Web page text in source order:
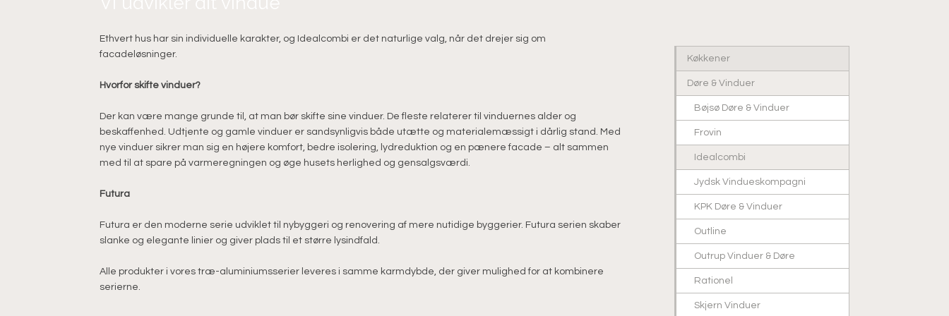
Ethvert hus har sin individuelle karakter, og Idealcombi er det naturlige valg, når det drejer sig om
facadeløsninger.
Hvorfor skifte vinduer?
Der kan være mange grunde til, at man bør skifte sine vinduer. De fleste relaterer til vinduernes alder og
beskaffenhed. Udtjente og gamle vinduer er sandsynligvis både utætte og materialemæssigt i dårlig stand. Med
nye vinduer sikrer man sig en højere komfort, bedre isolering, lydreduktion og en pænere facade – alt sammen
med til at spare på varmeregningen og øge husets herlighed og gensalgsværdi.
Futura
Futura er den moderne serie udviklet til nybyggeri og renovering af mere nutidige byggerier. Futura serien skaber
slanke og elegante linier og giver plads til et større lysindfald.
Alle produkter i vores træ-aluminiumsserier leveres i samme karmdybde, der giver mulighed for at kombinere
serierne.
Køkkener
Døre & Vinduer
Bøjsø Døre & Vinduer
Frovin
Idealcombi
Jydsk Vindueskompagni
KPK Døre & Vinduer
Outline
Outrup Vinduer & Døre
Rationel
Skjern Vinduer